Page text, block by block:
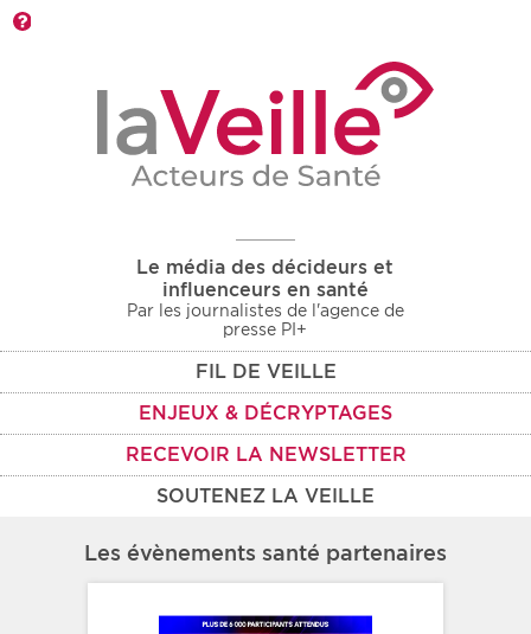
Le média des décideurs et
influenceurs en santé
Par les journalistes de l'agence de
presse PI+
FIL DE VEILLE
ENJEUX & DÉCRYPTAGES
RECEVOIR LA NEWSLETTER
SOUTENEZ LA VEILLE
Les évènements santé partenaires